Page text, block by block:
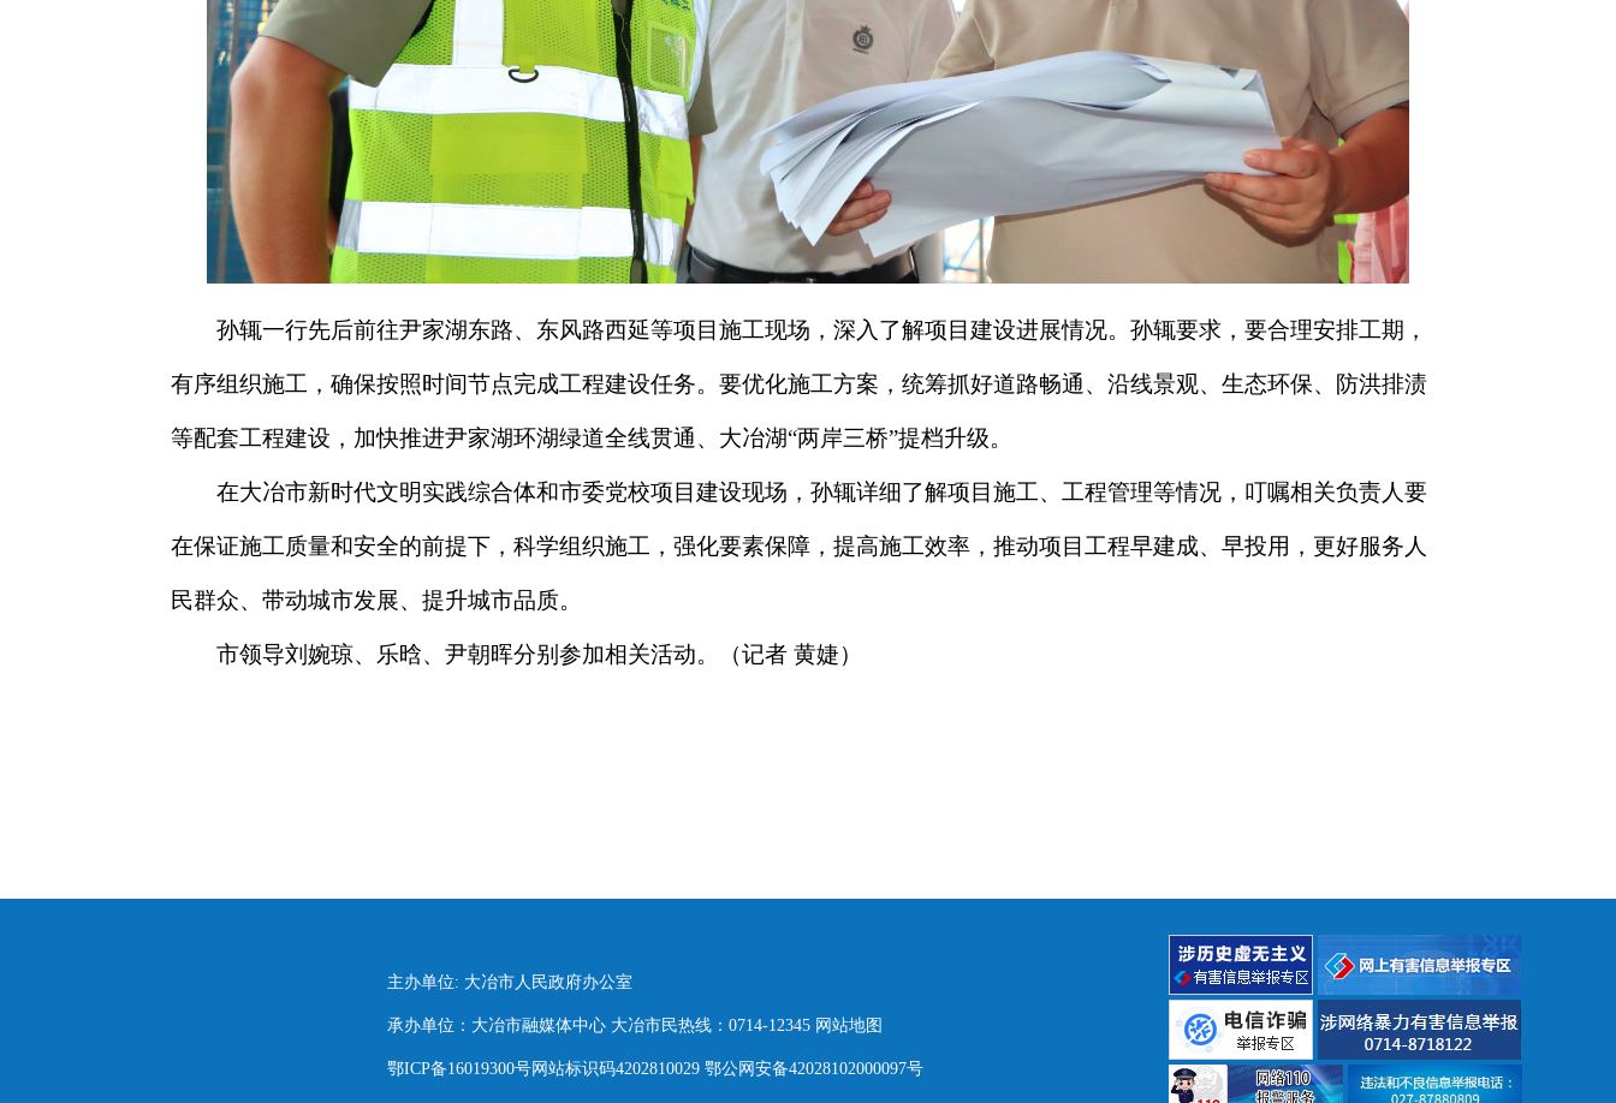
孙辄一行先后前往尹家湖东路、东风路西延等项目施工现场，深入了解项目建设进展情况。孙辄要求，要合理安排工期，
有序组织施工，确保按照时间节点完成工程建设任务。要优化施工方案，统筹抓好道路畅通、沿线景观、生态环保、防洪排渍
等配套工程建设，加快推进尹家湖环湖绿道全线贯通、大冶湖“两岸三桥”提档升级。
在大冶市新时代文明实践综合体和市委党校项目建设现场，孙辄详细了解项目施工、工程管理等情况，叮嘱相关负责人要
在保证施工质量和安全的前提下，科学组织施工，强化要素保障，提高施工效率，推动项目工程早建成、早投用，更好服务人
民群众、带动城市发展、提升城市品质。
市领导刘婉琼、乐晗、尹朝晖分别参加相关活动。（记者 黄婕）
主办单位: 大冶市人民政府办公室
承办单位：大冶市融媒体中心 大冶市民热线：0714-12345 网站地图
鄂ICP备16019300号网站标识码4202810029 鄂公网安备42028102000097号